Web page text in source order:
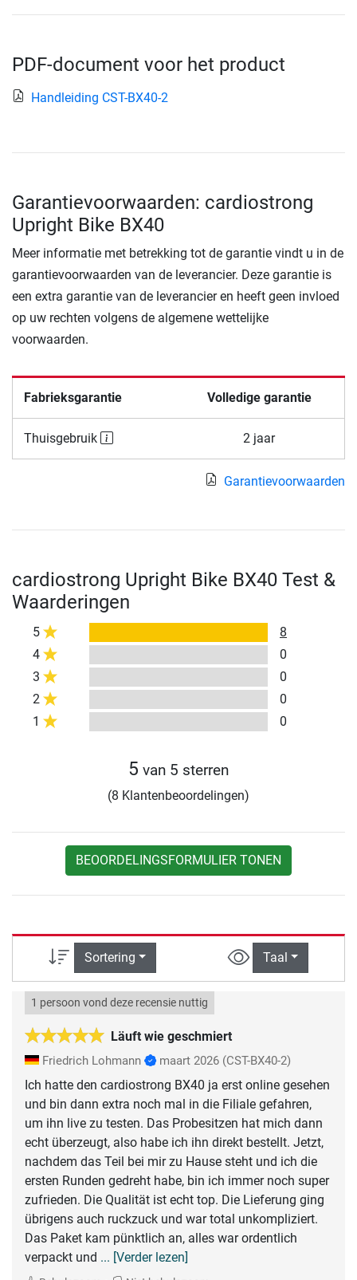
PDF-document voor het product
Handleiding CST-BX40-2
Garantievoorwaarden: cardiostrong
Upright Bike BX40
Meer informatie met betrekking tot de garantie vindt u in de
garantievoorwaarden van de leverancier. Deze garantie is
een extra garantie van de leverancier en heeft geen invloed
op uw rechten volgens de algemene wettelijke
voorwaarden.
Fabrieksgarantie Volledige garantie
Thuisgebruik 2 jaar
Garantievoorwaarden
cardiostrong Upright Bike BX40 Test &
Waarderingen
5
8
4
0
3
0
2
0
1
0
5 van 5 sterren
(8 Klantenbeoordelingen)
BEOORDELINGSFORMULIER TONEN
Sortering Taal
Läuft wie geschmiert
1 persoon vond deze recensie nuttig
Friedrich Lohmann maart 2026 (CST-BX40-2)
Ich hatte den cardiostrong BX40 ja erst online gesehen
und bin dann extra noch mal in die Filiale gefahren,
um ihn live zu testen. Das Probesitzen hat mich dann
echt überzeugt, also habe ich ihn direkt bestellt. Jetzt,
nachdem das Teil bei mir zu Hause steht und ich die
ersten Runden gedreht habe, bin ich immer noch super
zufrieden. Die Qualität ist echt top. Die Lieferung ging
übrigens auch ruckzuck und war total unkompliziert.
Das Paket kam pünktlich an, alles war ordentlich
verpackt und ... [Verder lezen]